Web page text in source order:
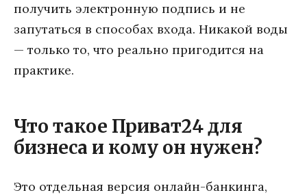
получить электронную подпись и не
запутаться в способах входа. Никакой воды
— только то, что реально пригодится на
практике.
Что такое Приват24 для
бизнеса и кому он нужен?
Это отдельная версия онлайн-банкинга,